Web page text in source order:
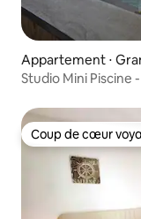
Appartement ⋅
Studio Mini Piscine
Coup de cœur
Coup de cœur